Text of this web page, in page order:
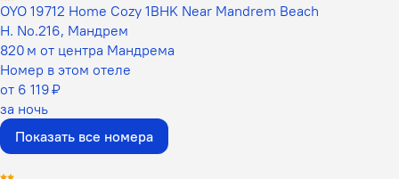
OYO 19712 Home Cozy 1BHK Near Mandrem Beach
H. No.216, Мандрем
820 м от центра Мандрема
Номер в этом отеле
от 6 119 ₽
за ночь
Показать все номера